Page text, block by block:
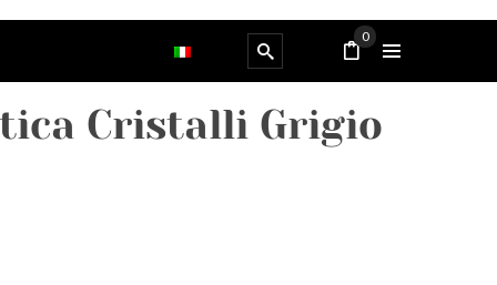
0
Cristalli Grigio